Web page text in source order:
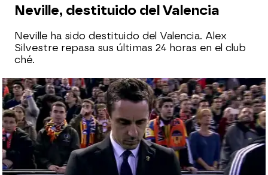
Neville, destituido del Valencia
Neville ha sido destituido del Valencia. Alex
Silvestre repasa sus últimas 24 horas en el club
ché.
mega